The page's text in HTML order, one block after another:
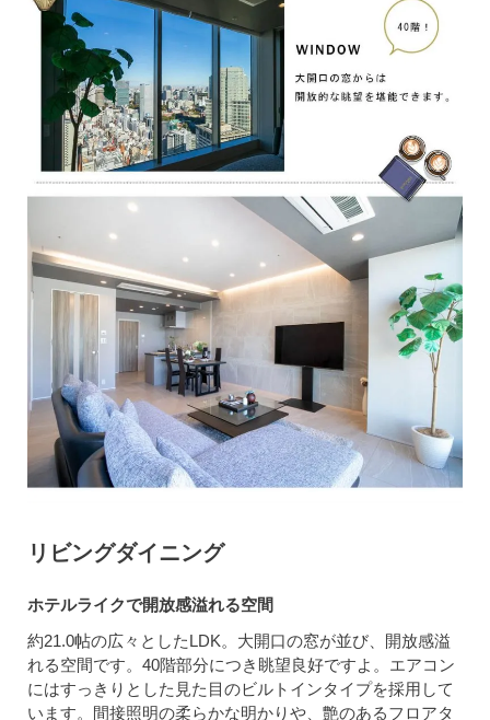
リビングダイニング
ホテルライクで開放感溢れる空間
約21.0帖の広々としたLDK。大開口の窓が並び、開放感溢
れる空間です。40階部分につき眺望良好ですよ。エアコン
にはすっきりとした見た目のビルトインタイプを採用して
います。間接照明の柔らかな明かりや、艶のあるフロアタ